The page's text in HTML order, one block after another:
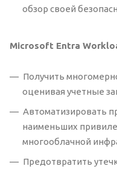
обзор своей
Microsoft Entra
Получить
оценивая учетные
Автоматизировать
наименьших
многооблачной
Предотвратить